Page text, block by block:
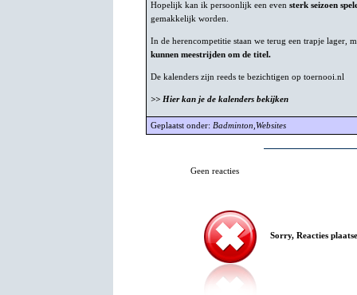
Hopelijk kan ik persoonlijk een even sterk seizoen
gemakkelijk worden.
In de herencompetitie staan we terug een trapje lager,
kunnen meestrijden om de titel.
De kalenders zijn reeds te bezichtigen op toernooi.nl
>> Hier kan je de kalenders bekijken
Geplaatst onder: Badminton Websites
Geen reacties
Sorry, Reacties